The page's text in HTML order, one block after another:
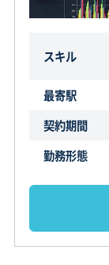
スキル
最寄駅
契約期間
勤務形態